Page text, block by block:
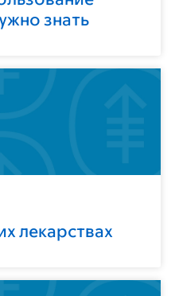
знать
лекарствах